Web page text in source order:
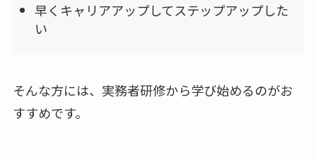
早くキャリアアップしてステップアップした
い
そんな方には、実務者研修から学び始めるのがお
すすめです。